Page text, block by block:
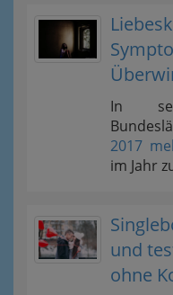
In
2017
im Jahr
und
ohne